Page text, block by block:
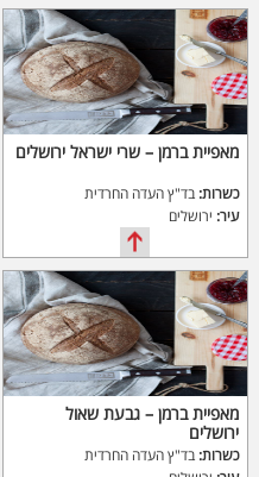
מאפיית ברמן – שרי ישראל ירושלים
כשרות:בד"ץ העדה החרדית
עיר: ירושלים
מאפיית ברמן – גבעת שאול
ירושלים
כשרות:בד"ץ העדה החרדית